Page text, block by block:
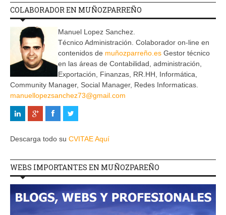
COLABORADOR EN MUÑOZPARREÑO
Manuel Lopez Sanchez.
Técnico Administración. Colaborador on-line en
contenidos de muñozparreño.es Gestor técnico
en las áreas de Contabilidad, administración,
Exportación, Finanzas, RR.HH, Informática,
Community Manager, Social Manager, Redes Informaticas.
manuellopezsanchez73@gmail.com
Descarga todo su CVITAE Aquí
WEBS IMPORTANTES EN MUÑOZPAREÑO